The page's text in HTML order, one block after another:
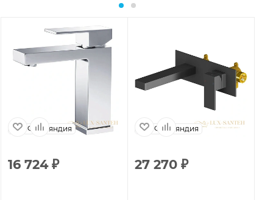
Финляндия
16 724₽
Финляндия
27 270 ₽